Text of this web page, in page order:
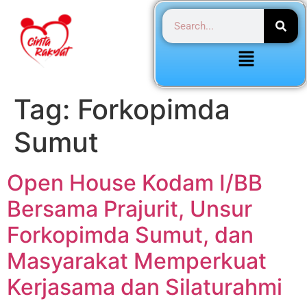
Tag: Forkopimda
Sumut
Open House Kodam I/BB
Bersama Prajurit, Unsur
Forkopimda Sumut, dan
Masyarakat Memperkuat
Kerjasama dan Silaturahmi